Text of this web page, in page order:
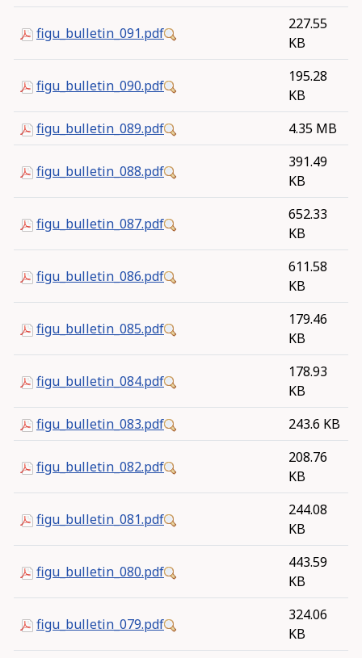
figu_bulletin_091.pdf
227.55
KB
figu_bulletin_090.pdf
195.28
KB
figu_bulletin_089.pdf
4.35 MB
figu_bulletin_088.pdf
391.49
KB
figu_bulletin_087.pdf
652.33
KB
figu_bulletin_086.pdf
611.58
KB
figu_bulletin_085.pdf
179.46
KB
figu_bulletin_084.pdf
178.93
KB
figu_bulletin_083.pdf
243.6 KB
figu_bulletin_082.pdf
208.76
KB
figu_bulletin_081.pdf
244.08
KB
figu_bulletin_080.pdf
443.59
KB
figu_bulletin_079.pdf
324.06
KB